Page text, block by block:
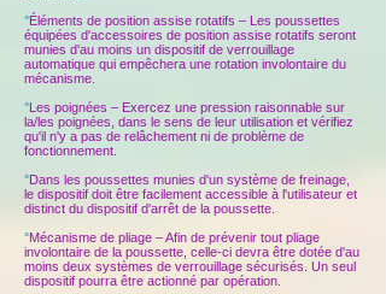
°Éléments de position assise rotatifs – Les poussettes
équipées d'accessoires de position assise rotatifs seront
munies d'au moins un dispositif de verrouillage
automatique qui empêchera une rotation involontaire du
mécanisme.
°Les poignées – Exercez une pression raisonnable sur
la/les poignées, dans le sens de leur utilisation et vérifiez
qu'il n'y a pas de relâchement ni de problème de
fonctionnement.
°Dans les poussettes munies d'un système de freinage,
le dispositif doit être facilement accessible à l'utilisateur et
distinct du dispositif d'arrêt de la poussette.
°Mécanisme de pliage – Afin de prévenir tout pliage
involontaire de la poussette, celle-ci devra être dotée d'au
moins deux systèmes de verrouillage sécurisés. Un seul
dispositif pourra être actionné par opération.